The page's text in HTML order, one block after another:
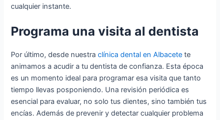
cualquier instante.
Programa una visita al dentista
Por último, desde nuestraclínica dental en Albacete te
animamos a acudir a tu dentista de confianza. Esta época
es un momento ideal para programar esa visita que tanto
tiempo llevas posponiendo. Una revisión periódica es
esencial para evaluar, no solo tus dientes, sino también tus
encías. Además de prevenir y detectar cualquier problema